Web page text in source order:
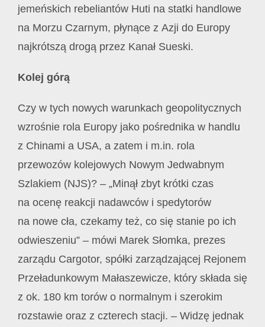
jemeńskich rebeliantów Huti na statki handlowe
na Morzu Czarnym, płynące z Azji do Europy
najkrótszą drogą przez Kanał Sueski.
Kolej górą
Czy w tych nowych warunkach geopolitycznych
wzrośnie rola Europy jako pośrednika w handlu
z Chinami a USA, a zatem i m.in. rola
przewozów kolejowych Nowym Jedwabnym
Szlakiem (NJS)? – „Minął zbyt krótki czas
na ocenę reakcji nadawców i spedytorów
na nowe cła, czekamy też, co się stanie po ich
odwieszeniu” – mówi Marek Słomka, prezes
zarządu Cargotor, spółki zarządzającej Rejonem
Przeładunkowym Małaszewicze, który składa się
z ok. 180 km torów o normalnym i szerokim
rozstawie oraz z czterech stacji. – Widzę jednak